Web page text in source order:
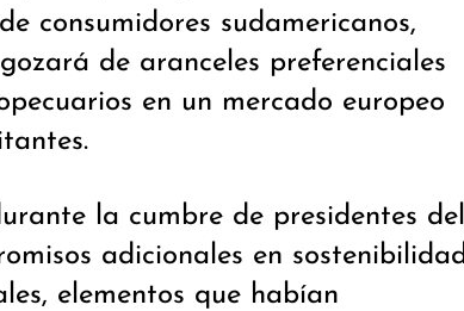
consumidores sudamericanos,
de aranceles preferenciales
en un mercado europeo
la cumbre de presidentes del
adicionales en sostenibilidad
elementos que habían